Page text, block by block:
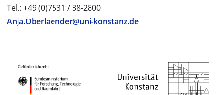
Tel.: +49 (0)7531 / 88-2800
Anja.Oberlaender@uni-konstanz.de